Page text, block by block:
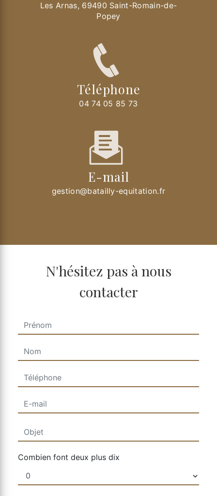
Les Arnas, 69490 Saint-Romain-de-
Popey
Téléphone
04 74 05 85 73
E-mail
gestion@batailly-equitation.fr
N'hésitez pas à nous
contacter
Combien font deux plus dix